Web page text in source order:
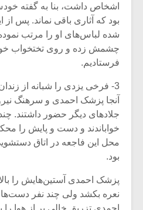
اشخاص‌ داشت، بنا به گفته
بود که آثاری باقی نماند. پس از
شده لباس‌های او را مرتب
چشمش زده و روی‌ تختخواب
فرستادیم.
3- فرخی یزدی را شبانه از
آنجا پزشک احمدی و سرهنگ
جلادهای دیگر حضور داشتند.
خواباندند و دست و پایش را
محل این فاجعه در اتاق
بود.
پزشک احمدی آستین‌هایش را
نعره بکشد ولی چند نفر دست‌ها
احمدی تزریق خالی‌ پر از هوا را